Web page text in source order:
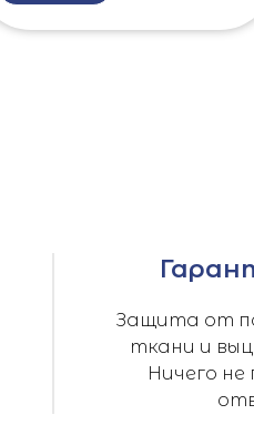
Защита от
ткани и
Ничего не